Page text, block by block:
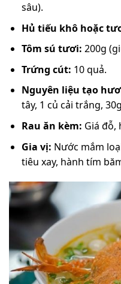
sâu).
Hủ tiếu khô hoặc
Tôm sú tươi: 200g
Trứng cút: 10 quả.
Nguyên liệu tạo
tây, 1 củ cải trắng,
Rau ăn kèm: Giá đỗ,
Gia vị: Nước mắm
tiêu xay, hành tím